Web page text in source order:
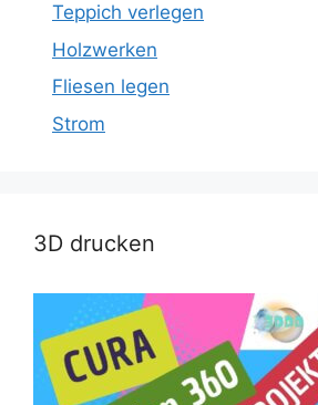
Teppich verlegen
Holzwerken
Fliesen legen
Strom
3D drucken